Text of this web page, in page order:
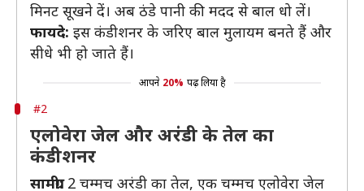
मिनट सूखने दें। अब ठंडे पानी की मदद से बाल धो लें।
फायदे: इस कंडीशनर के जरिए बाल मुलायम बनते हैं और
सीधे भी हो जाते हैं।
आपने 20% पढ़ लिया है
#2
एलोवेरा जेल और अरंडी के तेल का
कंडीशनर
सामग्री:2 चम्मच अरंडी का तेल, एक चम्मच एलोवेरा जेल